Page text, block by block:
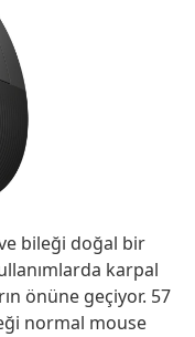
bileği doğal bir
karpal
önüne geçiyor. 57
normal mouse